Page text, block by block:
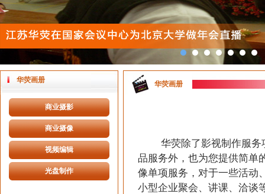
华荧画册
商业摄影
商业摄像
视频编辑
光盘制作
华荧画册
华荧除了影视制作服务
品服务外，也为您提供简单
像单项服务，对于一些活动
小型企业聚会、讲课、洽谈